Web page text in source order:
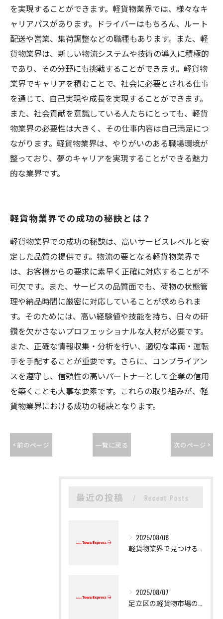
を実現することができます。軽貨物業界では、様々なキ
ャリアパスがあります。ドライバーはもちろん、ルート
配送や営業、集荷調整などの職種もあります。また、軽
貨物業界は、新しい物流システムや技術の導入に積極的
であり、その分野にも挑戦することができます。軽貨物
業界でキャリアを積むことで、社会に必要とされる仕事
を通じて、自己実現や成長を実現することができます。
また、社会貢献を意識している人たちにとっても、軽貨
物業界の必要性は大きく、その仕事内容は自己満足につ
ながります。軽貨物業界は、やりがいのある職場環境が
整っており、夢のキャリアを実現することができる魅力
的な業界です。
軽貨物業界での成功の秘訣とは？
軽貨物業界での成功の秘訣は、高いサービスレベルと安
定した品質の提供です。物流の要となる軽貨物業界で
は、お客様からの要求に素早く正確に対応することが不
可欠です。また、サービスの品質面でも、荷物の状態管
理や納品時間に厳密に対応していることが求められま
す。そのためには、高い経験値や技能を持ち、日々の研
鑽を欠かさないプロフェッショナルな人材が必要です。
また、正確な情報収集・分析を行い、適切な車両・運転
手を手配することが重要です。さらに、コンプライアン
スを遵守し、信頼性の高いパートナーとして企業の信用
を築くことも大事な要素です。これらの取り組みが、軽
貨物業界における成功の秘訣となります。
< 前のページ 一覧に戻る 次のページ >
最近の投稿 Recent Posts
2025/08/08
2025/08/07